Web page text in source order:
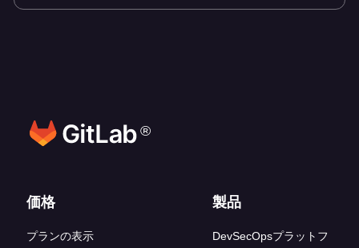
®
フッターリンク
価格
プランの表示
製品
DevSecOpsプラットフ